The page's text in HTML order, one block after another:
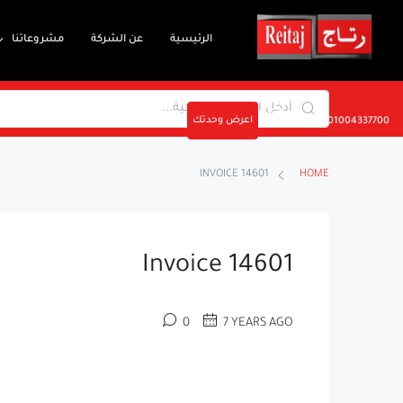
الرئيسية عن الشركة مشروعاتنا
01004337700 اعرض وحدتك
HOME
INVOICE 14601
Invoice 14601
7 YEARS AGO
0